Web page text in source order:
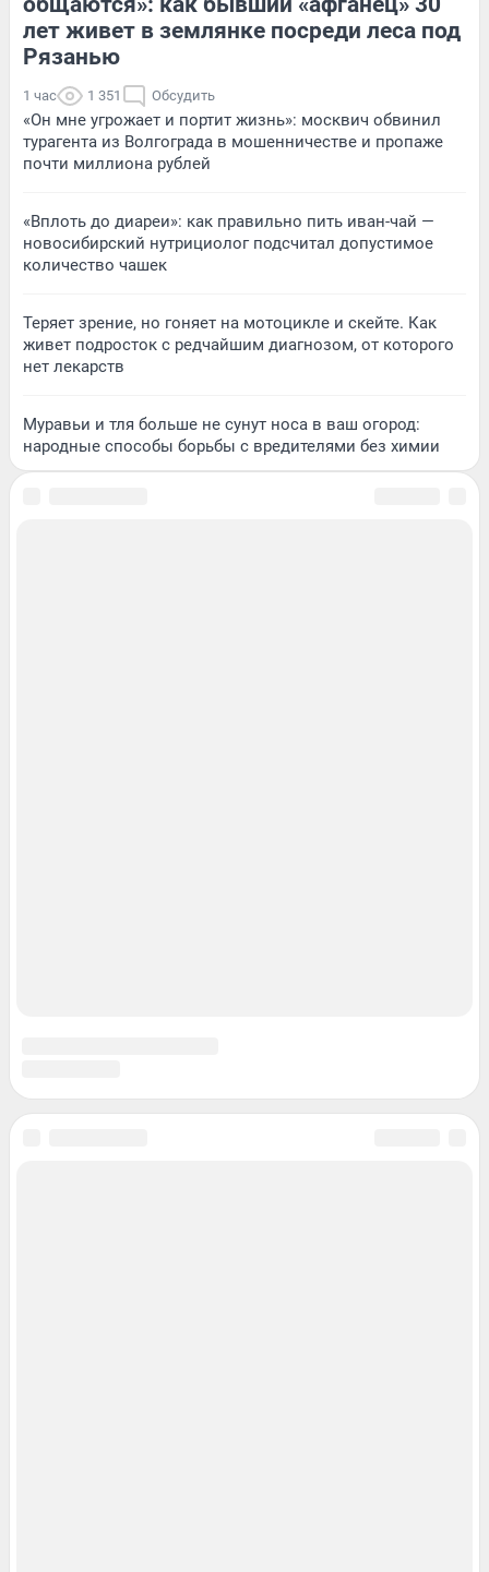
лет живет в землянке посреди леса под
Рязанью
1 час 1 351 Обсудить
«Он мне угрожает и портит жизнь»: москвич обвинил
турагента из Волгограда в мошенничестве и пропаже
почти миллиона рублей
«Вплоть до диареи»: как правильно пить иван-чай —
новосибирский нутрициолог подсчитал допустимое
количество чашек
Теряет зрение, но гоняет на мотоцикле и скейте. Как
живет подросток с редчайшим диагнозом, от которого
нет лекарств
Муравьи и тля больше не сунут носа в ваш огород:
народные способы борьбы с вредителями без химии